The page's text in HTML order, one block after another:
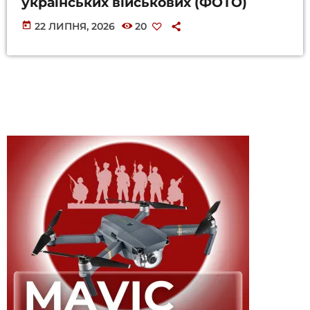
today 22 ЛИПНЯ, 2026 20